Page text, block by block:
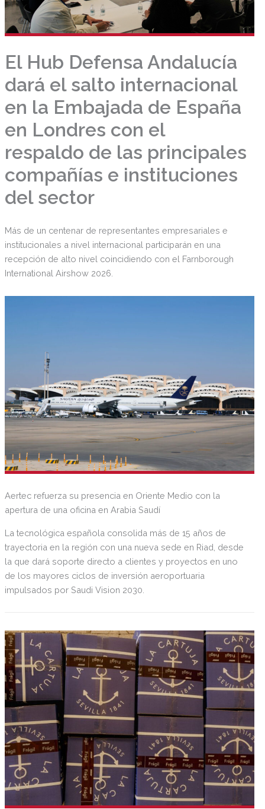
El Hub Defensa Andalucía
dará el salto internacional
en la Embajada de España
en Londres con el
respaldo de las principales
compañías e instituciones
del sector
Más de un centenar de representantes empresariales e
institucionales a nivel internacional participarán en una
recepción de alto nivel coincidiendo con el Farnborough
International Airshow 2026.
Aertec refuerza su presencia en Oriente Medio con la
apertura de una oficina en Arabia Saudí
La tecnológica española consolida más de 15 años de
trayectoria en la región con una nueva sede en Riad, desde
la que dará soporte directo a clientes y proyectos en uno
de los mayores ciclos de inversión aeroportuaria
impulsados por Saudi Vision 2030.